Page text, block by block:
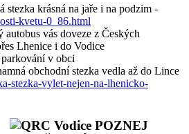
stezka krásná na jaře i na podzim -
kvetu-0_86.html
autobus vás doveze z Českých
Lhenice i do Vodice
v obci
obchodní stezka vedla až do Lince
stezka-vylet-nejen-na-lhenicko-